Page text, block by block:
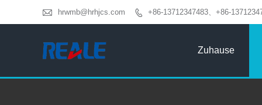
 hrwmb@hrhjcs.com  +86-13712347483、+86-
Zuhause